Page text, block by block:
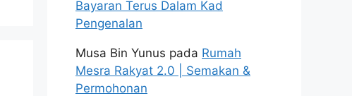
Bayaran Terus Dalam Kad
Pengenalan
Musa Bin Yunus pada Rumah
Mesra Rakyat 2.0 | Semakan &
Permohonan